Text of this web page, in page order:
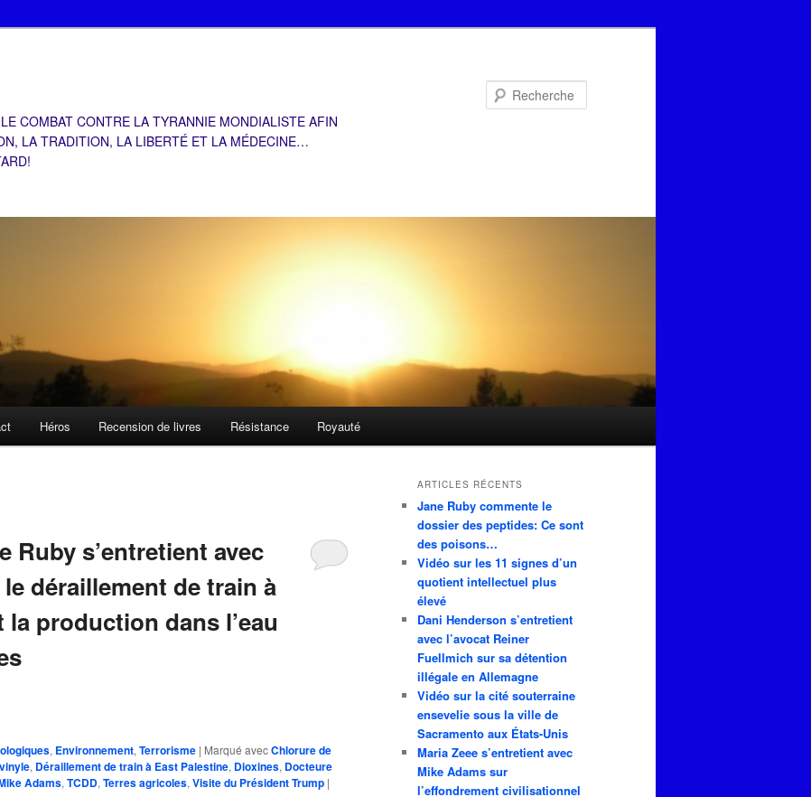
COMBAT CONTRE LA TYRANNIE MONDIALISTE AFIN
LA TRADITION, LA LIBERTÉ ET LA MÉDECINE…
Héros Recension de livres Résistance Royauté
Ruby s’entretient avec
déraillement de train à
la production dans l’eau
, Environnement, Terrorisme | Marqué avecChlorure de
, Déraillement de train à East Palestine, Dioxines, Docteure
Adams, TCDD, Terres agricoles, Visite du Président Trump |
ARTICLES RÉCENTS
Jane Ruby commente le
dossier des peptides: Ce sont
des poisons…
Vidéo sur les 11 signes d’un
quotient intellectuel plus
élevé
Dani Henderson s’entretient
avec l’avocat Reiner
Fuellmich sur sa détention
illégale en Allemagne
Vidéo sur la cité souterraine
ensevelie sous la ville de
Sacramento aux États-Unis
Maria Zeee s’entretient avec
Mike Adams sur
l’effondrement civilisationnel